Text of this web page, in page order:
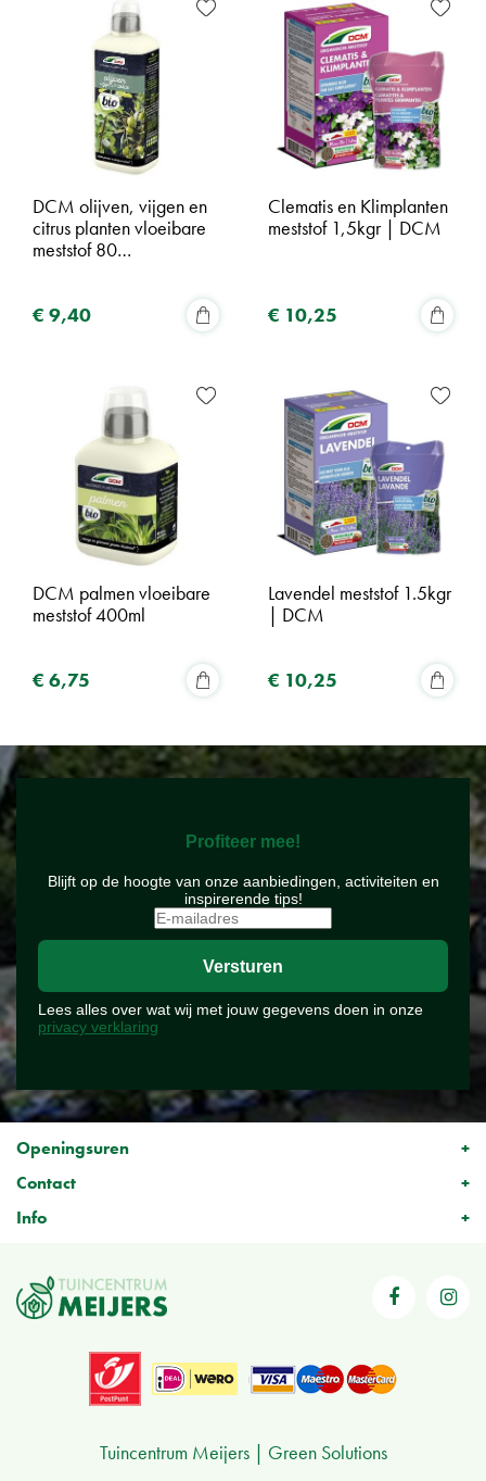
DCM olijven, vijgen en
citrus planten vloeibare
meststof 80…
€ 9,40
Clematis en Klimplanten
meststof 1,5kgr | DCM
€ 10,25
DCM palmen vloeibare
meststof 400ml
€ 6,75
Lavendel meststof 1.5kgr
| DCM
€ 10,25
Profiteer mee!
Blijft op de hoogte van onze aanbiedingen, activiteiten en
inspirerende tips!
Lees alles over wat wij met jouw gegevens doen in onze
privacy verklaring
Openingsuren
Contact
Info
Tuincentrum Meijers Green Solutions